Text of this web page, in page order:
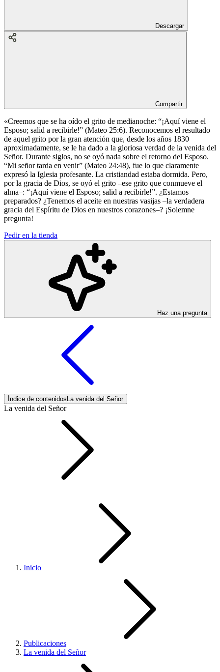
Descargar
Compartir
«Creemos que se ha oído el grito de medianoche: “¡Aquí viene el
Esposo; salid a recibirle!” (Mateo 25:6). Reconocemos el resultado
de aquel grito por la gran atención que, desde los años 1830
aproximadamente, se le ha dado a la gloriosa verdad de la venida del
Señor. Durante siglos, no se oyó nada sobre el retorno del Esposo.
“Mi señor tarda en venir” (Mateo 24:48), fue lo que claramente
expresó la Iglesia profesante. La cristiandad estaba dormida. Pero,
por la gracia de Dios, se oyó el grito –ese grito que conmueve el
alma–: “¡Aquí viene el Esposo; salid a recibirle!”. ¿Estamos
preparados? ¿Tenemos el aceite en nuestras vasijas –la verdadera
gracia del Espíritu de Dios en nuestros corazones–? ¡Solemne
pregunta!
Pedir en la tienda
Haz una pregunta
Índice de contenidos La venida del Señor
La venida del Señor
Inicio
Publicaciones
La venida del Señor